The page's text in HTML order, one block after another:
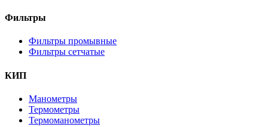
Фильтры
Фильтры промывные
Фильтры сетчатые
КИП
Манометры
Термометры
Термоманометры